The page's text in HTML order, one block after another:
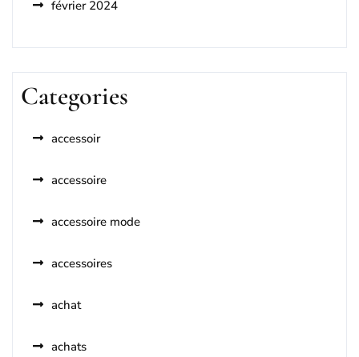
février 2024
Categories
accessoir
accessoire
accessoire mode
accessoires
achat
achats